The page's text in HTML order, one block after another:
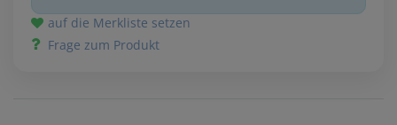
auf die Merkliste setzen
Frage zum Produkt